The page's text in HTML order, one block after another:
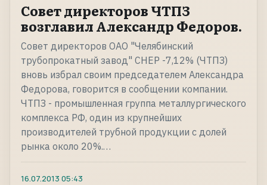
Совет директоров ЧТПЗ
возглавил Александр Федоров.
Совет директоров ОАО "Челябинский
трубопрокатный завод" CHEP -7,12% (ЧТПЗ)
вновь избрал своим председателем Александра
Федорова, говорится в сообщении компании.
ЧТПЗ - промышленная группа металлургического
комплекса РФ, один из крупнейших
производителей трубной продукции с долей
рынка около 20%.…
16.07.2013 05:43